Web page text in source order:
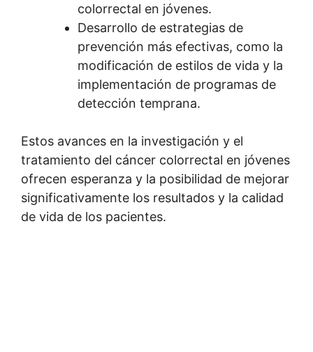
colorrectal en jóvenes.
Desarrollo de estrategias de
prevención más efectivas, como la
modificación de estilos de vida y la
implementación de programas de
detección temprana.
Estos avances en la investigación y el
tratamiento del cáncer colorrectal en jóvenes
ofrecen esperanza y la posibilidad de mejorar
significativamente los resultados y la calidad
de vida de los pacientes.